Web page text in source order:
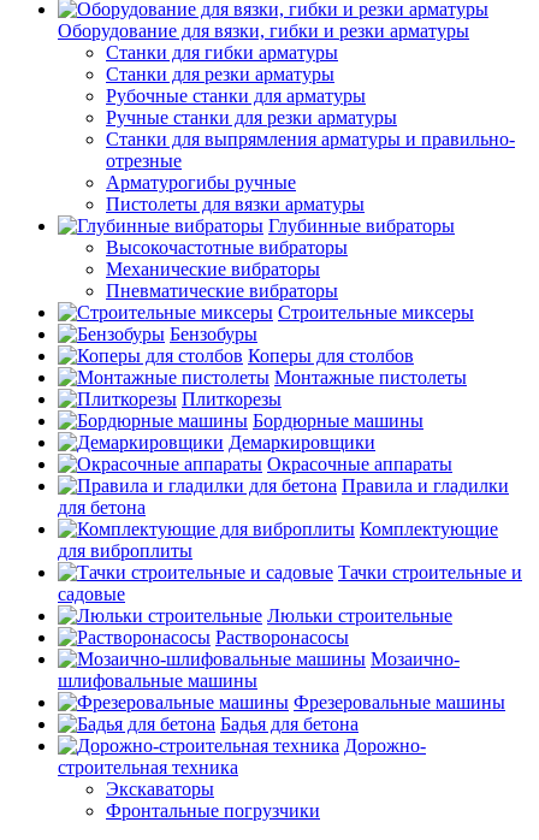
Оборудование для вязки, гибки и резки арматуры
Станки для гибки арматуры
Станки для резки арматуры
Рубочные станки для арматуры
Ручные станки для резки арматуры
Станки для выпрямления арматуры и правильно-
отрезные
Арматурогибы ручные
Пистолеты для вязки арматуры
Глубинные вибраторы
Высокочастотные вибраторы
Механические вибраторы
Пневматические вибраторы
Строительные миксеры
Бензобуры
Коперы для столбов
Монтажные пистолеты
Плиткорезы
Бордюрные машины
Демаркировщики
Окрасочные аппараты
Правила и гладилки
для бетона
Комплектующие
для виброплиты
Тачки строительные и
садовые
Люльки строительные
Растворонасосы
Мозаично-
шлифовальные машины
Фрезеровальные машины
Бадья для бетона
Дорожно-
строительная техника
Экскаваторы
Фронтальные погрузчики